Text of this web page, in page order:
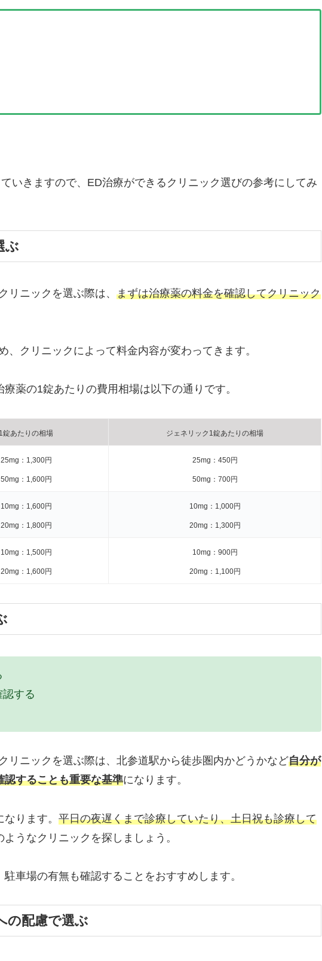
いきますので、ED治療ができるクリニック選びの参考にしてみ
ぶ
リニックを選ぶ際は、 まずは治療薬の料金を確認してクリニック
、クリニックによって料金内容が変わってきます。
薬の1錠あたりの費用相場は以下の通りです。
1錠あたりの相場 ジェネリック1錠あたりの相場
25mg：1,300円
50mg：1,600円
25mg：450円
50mg：700円
10mg：1,600円
20mg：1,800円
10mg：1,000円
20mg：1,300円
10mg：1,500円
20mg：1,600円
10mg：900円
20mg：1,100円
認する
リニックを選ぶ際は、北参道駅から徒歩圏内かどうかなど自分が
認することも重要な基準になります。
ります。 平日の夜遅くまで診療していたり、土日祝も診療して
うなクリニックを探しましょう。
車場の有無も確認することをおすすめします。
の配慮で選ぶ